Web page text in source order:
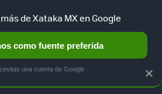
ELECTRICO Twitter
×
de Xataka MX en Google
como fuente preferida
una cuenta de Google